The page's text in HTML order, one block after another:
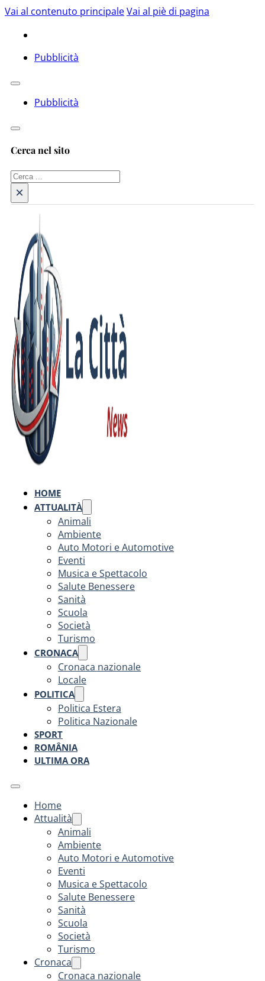
Vai al contenuto principaleVai al piè di pagina
Pubblicità
Pubblicità
Cerca nel sito
Cerca
×
HOME
ATTUALITÀ
Animali
Ambiente
Auto Motori e Automotive
Eventi
Musica e Spettacolo
Salute Benessere
Sanità
Scuola
Società
Turismo
CRONACA
Cronaca nazionale
Locale
POLITICA
Politica Estera
Politica Nazionale
SPORT
ROMÂNIA
ULTIMA ORA
Home
Attualità
Animali
Ambiente
Auto Motori e Automotive
Eventi
Musica e Spettacolo
Salute Benessere
Sanità
Scuola
Società
Turismo
Cronaca
Cronaca nazionale